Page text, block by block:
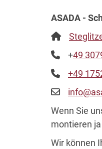
ASADA -
+49
+49
Wenn Sie
montieren
Wir können